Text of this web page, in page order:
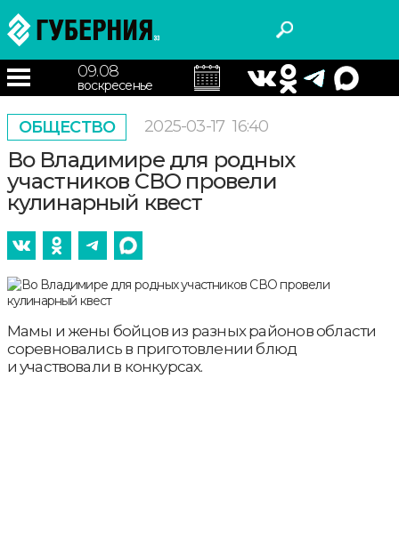
09.08
воскресенье
ОБЩЕСТВО 2025-03-17 16:40
Во Владимире для родных
участников СВО провели
кулинарный квест
Мамы и жены бойцов из разных районов области
соревновались в приготовлении блюд
и участвовали в конкурсах.